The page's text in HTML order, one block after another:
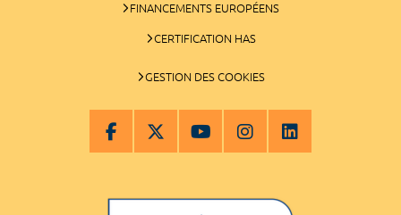
FINANCEMENTS EUROPÉENS
CERTIFICATION HAS
GESTION DES COOKIES